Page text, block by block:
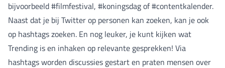
bijvoorbeeld #filmfestival, #koningsdag of #contentkalender.
Naast dat je bij Twitter op personen kan zoeken, kan je ook
op hashtags zoeken. En nog leuker, je kunt kijken wat
Trending is en inhaken op relevante gesprekken! Via
hashtags worden discussies gestart en praten mensen over